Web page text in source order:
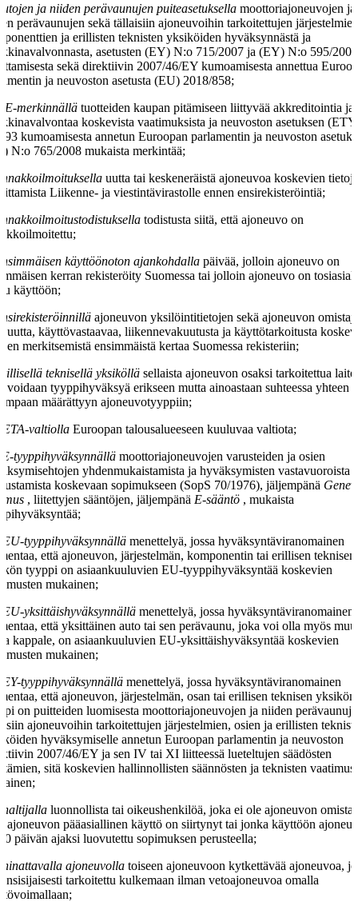
ja niiden perävaunujen puiteasetuksella moottoriajoneuvojen ja
perävaunujen sekä tällaisiin ajoneuvoihin tarkoitettujen
ja erillisten teknisten yksiköiden hyväksynnästä ja
asetusten (EY) N:o 715/2007 ja (EY) N:o 595/2009
sekä direktiivin 2007/46/EY kumoamisesta annettua
ja neuvoston asetusta (EU) 2018/858;
merkinnällä tuotteiden kaupan pitämiseen liittyvää akkreditointia ja
koskevista vaatimuksista ja neuvoston asetuksen
93 kumoamisesta annetun Euroopan parlamentin ja neuvoston
N:o 765/2008 mukaista merkintää;
uutta tai keskeneräistä ajoneuvoa koskevien
Liikenne- ja viestintävirastolle ennen ensirekisteröintiä;
todistusta siitä, että ajoneuvo on
käyttöönoton ajankohdalla päivää, jolloin ajoneuvo on
kerran rekisteröity Suomessa tai jolloin ajoneuvo on
käyttöön;
ajoneuvon yksilöintitietojen sekä ajoneuvon
käyttövastaavaa, liikennevakuutusta ja käyttötarkoitusta
merkitsemistä ensimmäistä kertaa Suomessa rekisteriin;
teknisellä yksiköllä sellaista ajoneuvon osaksi tarkoitettua
voidaan tyyppihyväksyä erikseen mutta ainoastaan suhteessa yhteen
määrättyyn ajoneuvotyyppiin;
ETA-valtiolla Euroopan talousalueeseen kuuluvaa valtiota;
E-tyyppihyväksynnällä moottoriajoneuvojen varusteiden ja osien
yhdenmukaistamista ja hyväksymisten vastavuoroista
koskevaan sopimukseen (SopS 70/1976), jäljempänä
, liitettyjen sääntöjen, jäljempänä E-sääntö , mukaista
EU-tyyppihyväksynnällä menettelyä, jossa hyväksyntäviranomainen
että ajoneuvon, järjestelmän, komponentin tai erillisen teknisen
tyyppi on asiaankuuluvien EU-tyyppihyväksyntää koskevien
mukainen;
EU-yksittäishyväksynnällä menettelyä, jossa hyväksyntäviranomainen
että yksittäinen auto tai sen perävaunu, joka voi olla myös
kappale, on asiaankuuluvien EU-yksittäishyväksyntää koskevien
mukainen;
EY-tyyppihyväksynnällä menettelyä, jossa hyväksyntäviranomainen
että ajoneuvon, järjestelmän, osan tai erillisen teknisen yksikön
on puitteiden luomisesta moottoriajoneuvojen ja niiden
ajoneuvoihin tarkoitettujen järjestelmien, osien ja erillisten
hyväksymiselle annetun Euroopan parlamentin ja neuvoston
2007/46/EY ja sen IV tai XI liitteessä lueteltujen säädösten
sitä koskevien hallinnollisten säännösten ja teknisten
haltijalla luonnollista tai oikeushenkilöä, joka ei ole ajoneuvon
ajoneuvon pääasiallinen käyttö on siirtynyt tai jonka käyttöön
päivän ajaksi luovutettu sopimuksen perusteella;
hinattavalla ajoneuvolla toiseen ajoneuvoon kytkettävää ajoneuvoa,
tarkoitettu kulkemaan ilman vetoajoneuvoa omalla